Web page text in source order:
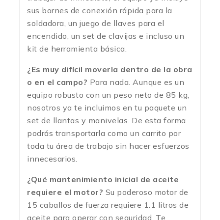
sus bornes de conexión rápida para la
soldadora, un juego de llaves para el
encendido, un set de clavijas e incluso un
kit de herramienta básica.
¿Es muy difícil moverla dentro de la obra
o en el campo? Para nada. Aunque es un
equipo robusto con un peso neto de 85 kg,
nosotros ya te incluimos en tu paquete un
set de llantas y manivelas. De esta forma
podrás transportarla como un carrito por
toda tu área de trabajo sin hacer esfuerzos
innecesarios.
¿Qué mantenimiento inicial de aceite
requiere el motor? Su poderoso motor de
15 caballos de fuerza requiere 1.1 litros de
aceite para operar con seguridad. Te